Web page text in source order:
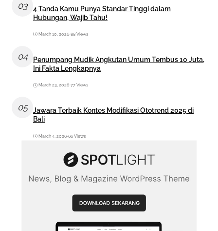
03
4 Tanda Kamu Punya Standar Tinggi dalam
Hubungan, Wajib Tahu!
March 10, 2026•88 Views
04
Penumpang Mudik Angkutan Umum Tembus 10 Juta,
Ini Fakta Lengkapnya
March 23, 2026•77 Views
05
Jawara Terbaik Kontes Modifikasi Ototrend 2025 di
Bali
March 4, 2026•66 Views